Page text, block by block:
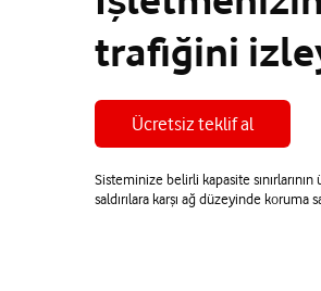
trafiğini
Ücretsiz teklif al
Sisteminize belirli kapasite
saldırılara karşı ağ düzeyinde koruma